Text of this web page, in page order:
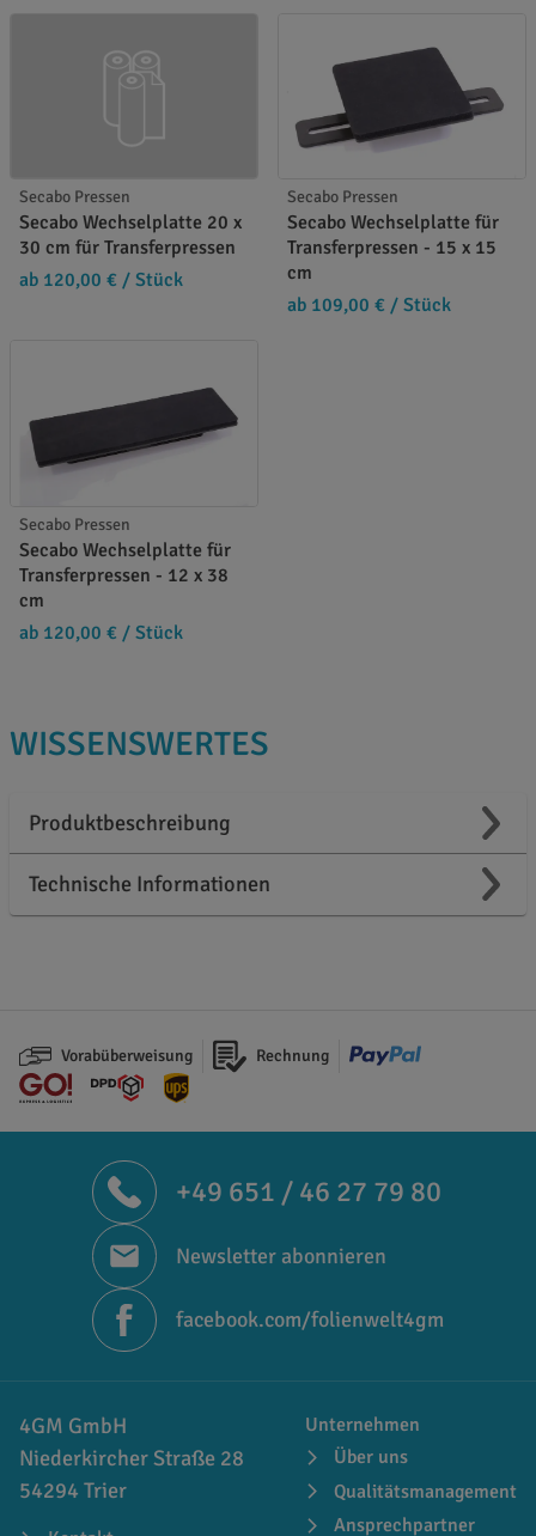
Secabo Pressen
Secabo Wechselplatte 20 x
30 cm für Transferpressen
ab 120,00 € / Stück
Secabo Pressen
Secabo Wechselplatte für
Transferpressen - 15 x 15
cm
ab 109,00 € / Stück
Secabo Pressen
Secabo Wechselplatte für
Transferpressen - 12 x 38
cm
ab 120,00 € / Stück
WISSENSWERTES
Produktbeschreibung
Technische Informationen
Vorabüberweisung Rechnung
+49 651 / 46 27 79 80
Newsletter abonnieren
facebook.com/folienwelt4gm
4GM GmbH
Niederkircher Straße 28
54294 Trier
Unternehmen
Über uns
Qualitätsmanagement
Ansprechpartner